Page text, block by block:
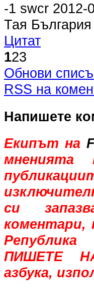
-1 swcr 2012-
Тая
Цитат
123
Обнови
RSS на
Напишете
Екипът на
мненията
си
коментари,
ПИШЕТЕ
азбука,